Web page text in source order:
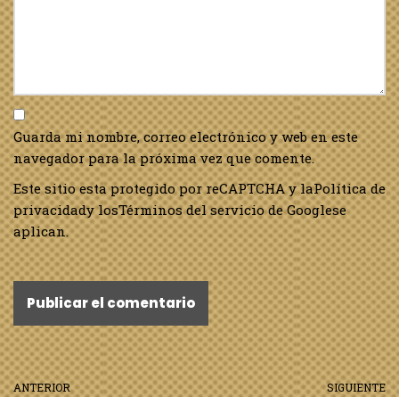
Guarda mi nombre, correo electrónico y web en este
navegador para la próxima vez que comente.
Este sitio esta protegido por reCAPTCHA y laPolítica de
privacidady losTérminos del servicio de Googlese
aplican.
ANTERIOR SIGUIENTE